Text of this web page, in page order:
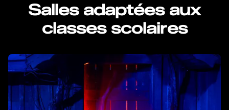
Salles adaptées aux
classes scolaires